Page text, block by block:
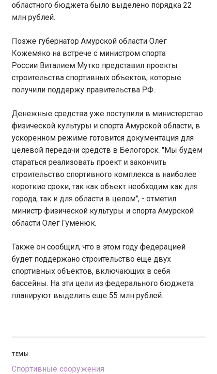
областного бюджета было выделено порядка 22
млн рублей.
Позже губернатор Амурской области Олег
Кожемяко на встрече с министром спорта
России Виталием Мутко представил проекты
строительства спортивных объектов, которые
получили поддержу правительства РФ.
Денежные средства уже поступили в министерство
физической культуры и спорта Амурской области, в
ускоренном режиме готовится документация для
целевой передачи средств в Белогорск. "Мы будем
стараться реализовать проект и закончить
строительство спортивного комплекса в наиболее
короткие сроки, так как объект необходим как для
города, так и для области в целом", - отметил
министр физической культуры и спорта Амурской
области Олег Гуменюк.
Также он сообщил, что в этом году федерацией
будет поддержано строительство еще двух
спортивных объектов, включающих в себя
бассейны. На эти цели из федерального бюджета
планируют выделить еще 55 млн рублей.
ТЕМЫ
Спортивные сооружения